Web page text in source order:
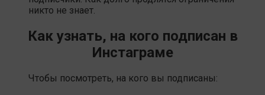
никто не знает.
Как узнать, на кого подписан в
Инстаграме
Чтобы посмотреть, на кого вы подписаны: